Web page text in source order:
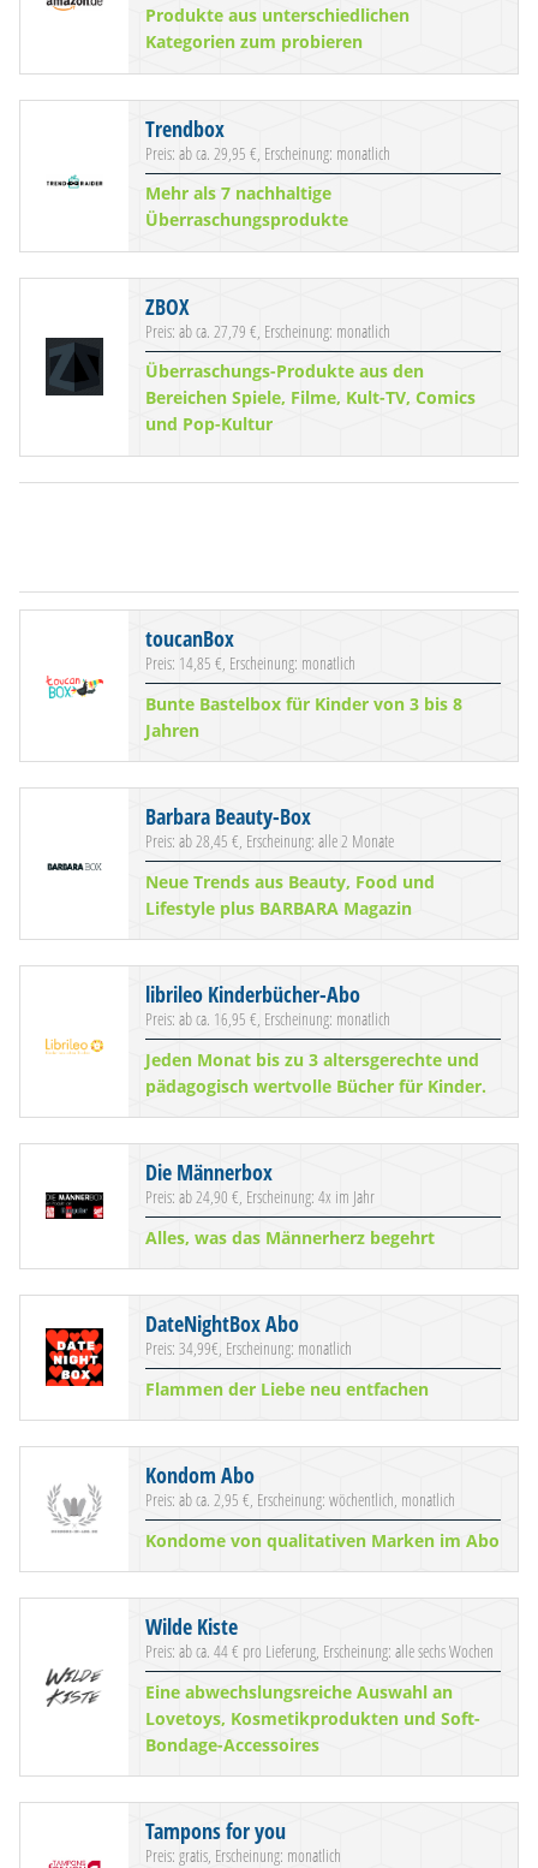
Produkte aus unterschiedlichen
Kategorien zum probieren
Trendbox
Preis: ab ca. 29,95 €, Erscheinung: monatlich
Mehr als 7 nachhaltige
Überraschungsprodukte
ZBOX
Preis: ab ca. 27,79 €, Erscheinung: monatlich
Überraschungs-Produkte aus den
Bereichen Spiele, Filme, Kult-TV, Comics
und Pop-Kultur
toucanBox
Preis: 14,85 €, Erscheinung: monatlich
Bunte Bastelbox für Kinder von 3 bis 8
Jahren
Barbara Beauty-Box
Preis: ab 28,45 €, Erscheinung: alle 2 Monate
Neue Trends aus Beauty, Food und
Lifestyle plus BARBARA Magazin
librileo Kinderbücher-Abo
Preis: ab ca. 16,95 €, Erscheinung: monatlich
Jeden Monat bis zu 3 altersgerechte und
pädagogisch wertvolle Bücher für Kinder.
Die Männerbox
Preis: ab 24,90 €, Erscheinung: 4x im Jahr
Alles, was das Männerherz begehrt
DateNightBox Abo
Preis: 34,99€, Erscheinung: monatlich
Flammen der Liebe neu entfachen
Kondom Abo
Preis: ab ca. 2,95 €, Erscheinung: wöchentlich, monatlich
Kondome von qualitativen Marken im Abo
Wilde Kiste
Preis: ab ca. 44 € pro Lieferung, Erscheinung: alle sechs Wochen
Eine abwechslungsreiche Auswahl an
Lovetoys, Kosmetikprodukten und Soft-
Bondage-Accessoires
Tampons for you
Preis: gratis, Erscheinung: monatlich